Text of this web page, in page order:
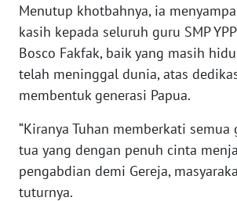
Menutup khotbahnya, ia
kasih kepada seluruh guru SMP
Bosco Fakfak, baik yang masih
telah meninggal dunia, atas
membentuk generasi Papua.
“Kiranya Tuhan memberkati
tua yang dengan penuh cinta
pengabdian demi Gereja,
tuturnya.
JATIM
WN
BALI
KALBAR
WN
KALTENG